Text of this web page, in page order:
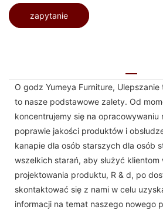
zapytanie
O godz Yumeya Furniture,
to nasze podstawowe zalety. Od
koncentrujemy się na opracowywaniu
poprawie jakości produktów i
kanapie dla osób starszych dla osób
wszelkich starań, aby służyć klientom
projektowania produktu, R & d, po
skontaktować się z nami w celu
informacji na temat naszego nowego